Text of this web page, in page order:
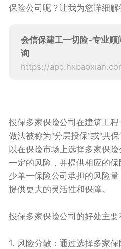
保险公司呢？让我为您详细解
会信保建工一切险-专业顾
询
投保多家保险公司在建筑工
做法被称为“分层投保”或“共
以在保险市场上选择多家保
一定的风险，并提供相应的
少单一保险公司承担的风险
提供更大的灵活性和保障。
投保多家保险公司的好处主要
1. 风险分散：通过选择多家